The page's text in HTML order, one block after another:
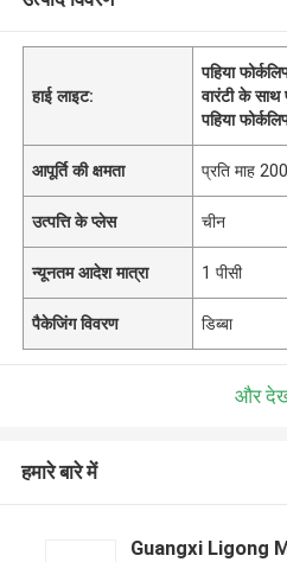
हाई लाइट:
पहिया
वारंटी के
पहिया
आपूर्ति की क्षमता प्रति माह
उत्पत्ति के प्लेस चीन
न्यूनतम आदेश मात्रा 1 पीसी
पैकेजिंग विवरण डिब्बा
और
हमारे बारे में
Guangxi Ligong